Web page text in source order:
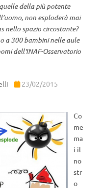
della più potente
non esploderà mai
nello spazio circostante?
a 300 bambini nelle aule
dell'INAF-Osservatorio
23/02/2015
Co
me
ma
i il
no
str
o